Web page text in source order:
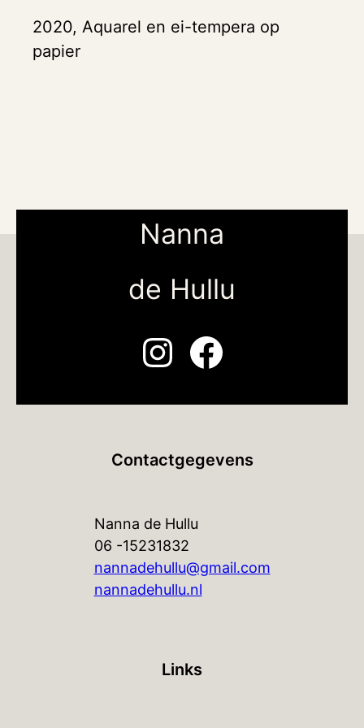
2020, Aquarel en ei-tempera op
papier
Contactgegevens
Nanna de Hullu
06 -15231832
nannadehullu@gmail.com
nannadehullu.nl
Nanna
de Hullu
Facebook
Instagram
Links